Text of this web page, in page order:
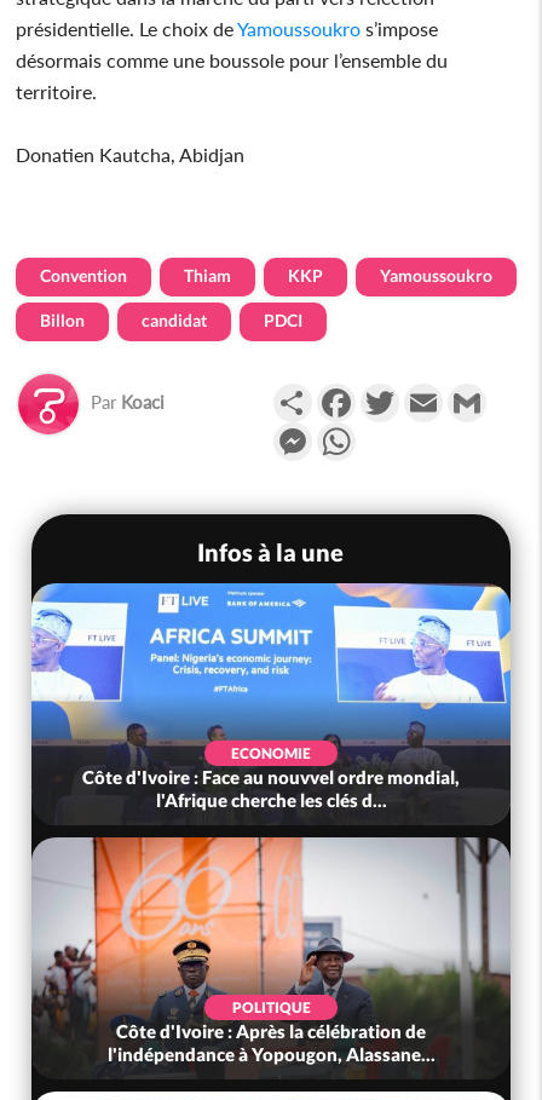
présidentielle. Le choix deYamoussoukro s’impose
désormais comme une boussole pour l’ensemble du
territoire.
Donatien Kautcha, Abidjan
Convention Thiam KKP Yamoussoukro
Billon candidat PDCI
Par Koaci PartagerFacebookTwitterEmail
Messenger
Infos à la une
ECONOMIE
Côte d'Ivoire : Face au nouvvel ordre mondial,
l'Afrique cherche les clés d...
POLITIQUE
Côte d'Ivoire : Après la célébration de
l'indépendance à Yopougon, Alassane...